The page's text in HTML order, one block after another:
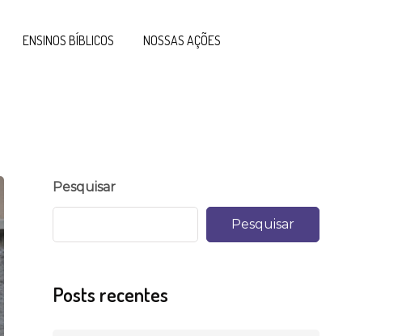
ENSINOS BÍBLICOS NOSSAS AÇÕES
Pesquisar
Pesquisar
Posts recentes